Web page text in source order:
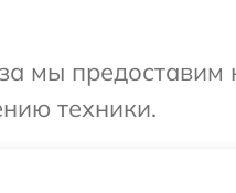
мы
техники.